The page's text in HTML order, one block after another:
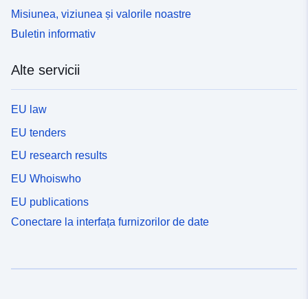
Misiunea, viziunea și valorile noastre
Buletin informativ
Alte servicii
EU law
EU tenders
EU research results
EU Whoiswho
EU publications
Conectare la interfața furnizorilor de date